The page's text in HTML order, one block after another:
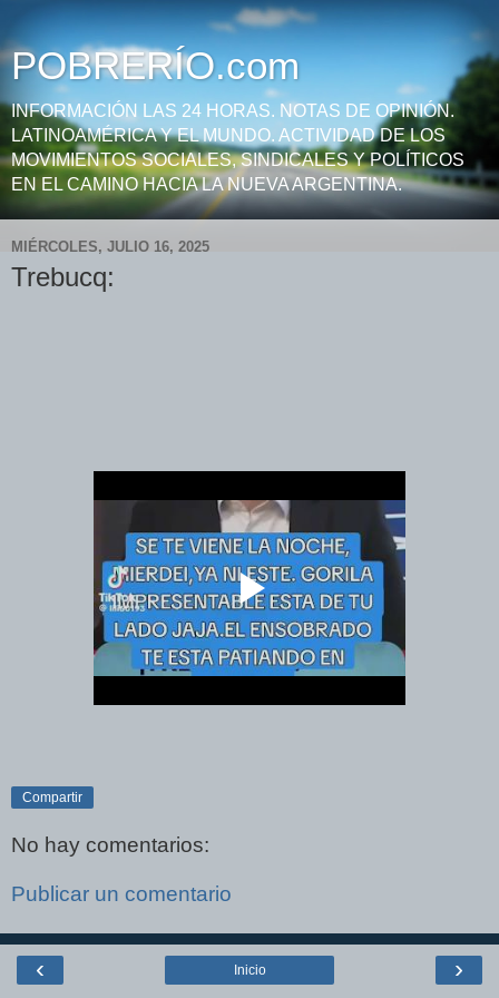
POBRERÍO.com
INFORMACIÓN LAS 24 HORAS. NOTAS DE OPINIÓN.
LATINOAMÉRICA Y EL MUNDO. ACTIVIDAD DE LOS
MOVIMIENTOS SOCIALES, SINDICALES Y POLÍTICOS
EN EL CAMINO HACIA LA NUEVA ARGENTINA.
MIÉRCOLES, JULIO 16, 2025
Trebucq:
Compartir
No hay comentarios:
Publicar un comentario
‹ ›
Inicio